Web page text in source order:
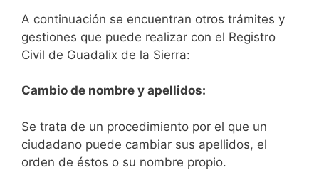
A continuación se encuentran otros trámites y
gestiones que puede realizar con el Registro
Civil de Guadalix de la Sierra:
Cambio de nombre y apellidos:
Se trata de un procedimiento por el que un
ciudadano puede cambiar sus apellidos, el
orden de éstos o su nombre propio.